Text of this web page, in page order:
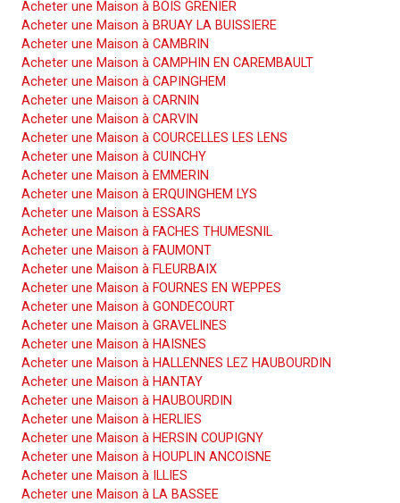
Acheter une Maison à BOIS GRENIER
Acheter une Maison à BRUAY LA BUISSIERE
Acheter une Maison à CAMBRIN
Acheter une Maison à CAMPHIN EN CAREMBAULT
Acheter une Maison à CAPINGHEM
Acheter une Maison à CARNIN
Acheter une Maison à CARVIN
Acheter une Maison à COURCELLES LES LENS
Acheter une Maison à CUINCHY
Acheter une Maison à EMMERIN
Acheter une Maison à ERQUINGHEM LYS
Acheter une Maison à ESSARS
Acheter une Maison à FACHES THUMESNIL
Acheter une Maison à FAUMONT
Acheter une Maison à FLEURBAIX
Acheter une Maison à FOURNES EN WEPPES
Acheter une Maison à GONDECOURT
Acheter une Maison à GRAVELINES
Acheter une Maison à HAISNES
Acheter une Maison à HALLENNES LEZ HAUBOURDIN
Acheter une Maison à HANTAY
Acheter une Maison à HAUBOURDIN
Acheter une Maison à HERLIES
Acheter une Maison à HERSIN COUPIGNY
Acheter une Maison à HOUPLIN ANCOISNE
Acheter une Maison à ILLIES
Acheter une Maison à LA BASSEE